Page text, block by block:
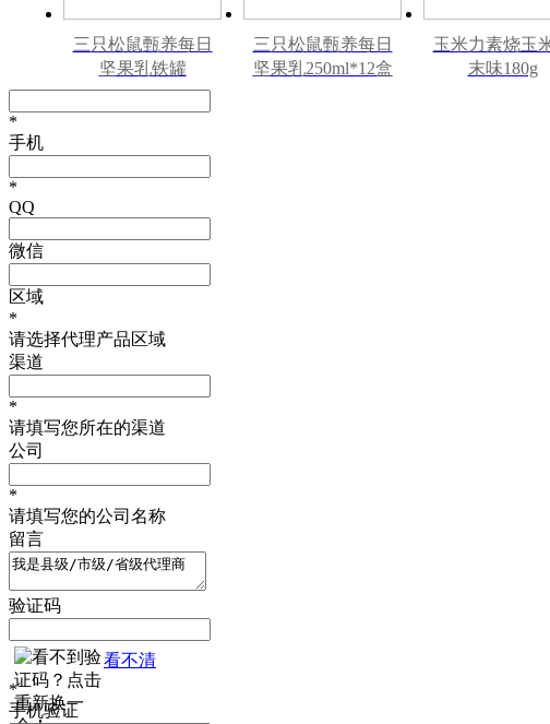
三只松鼠甄养每日
坚果乳铁罐
240ml*12罐礼盒装
三只松鼠甄养每日
坚果乳250ml*12盒
玉米力素烧玉
末味180g
*
手机
*
QQ
微信
区域
*
请选择代理产品区域
渠道
*
请填写您所在的渠道
公司
*
请填写您的公司名称
留言
验证码
看不清
*
手机验证